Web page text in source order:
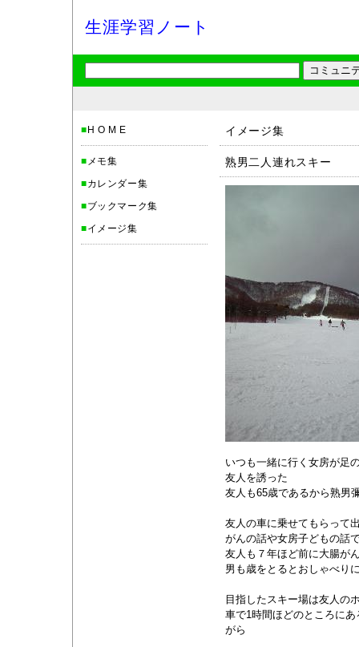
生涯学習ノート
■ H O M E
■ メモ集
■カレンダー集
■ブックマーク集
■イメージ集
イメージ集
熟男二人連れスキー
いつも一緒に行く女房が足
友人を誘った
友人も65歳であるから熟男
友人の車に乗せてもらって
がんの話や女房子どもの話
友人も７年ほど前に大腸が
男も歳をとるとおしゃべり
目指したスキー場は友人の
車で1時間ほどのところに
がら